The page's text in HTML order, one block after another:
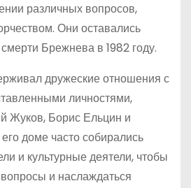
различных вопросов,
Они оставались
Брежнева в 1982 году.
дружеские отношения с
личностями,
Жуков, Борис Ельцин и
доме часто собирались
и культурные деятели, чтобы
и наслаждаться